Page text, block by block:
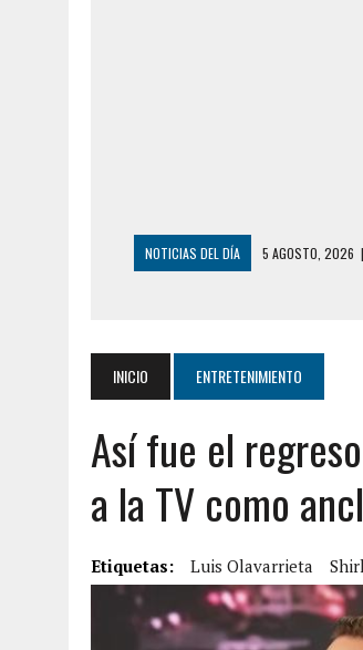
NOTICIAS DEL DÍA 5 AGOSTO, 2026 |
2 AGOSTO, 2026 | AYUDABA A
2 AGOSTO, 2026
COLAPSÓ TECHO
2 AGOSTO, 2026
|
FALCÓN: MUJER
6 AGOSTO, 2026
MISTERIOSA
6 AGOSTO, 2026 | CONMOCIÓN EN
5 AGOSTO, 2026 | PRESUNTO BROTE
INICIO ENTRETENIMIENTO
Así fue el
a la TV como
Etiquetas: Luis Olavarrieta